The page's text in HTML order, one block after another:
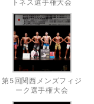
トネス選手権大会
第5回関西メンズフィジ
ーク選手権大会